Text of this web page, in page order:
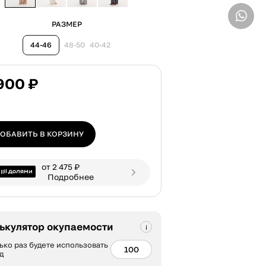
РАЗМЕР
44-46 48-50 40-42
₽
В КОРЗИНУ
от 2 475 ₽
Подробнее
окупаемости
раз будете использовать
ВВЕДИТЕ ТЕЛЕФОН